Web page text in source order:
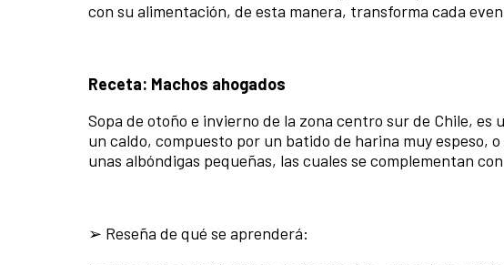
con su alimentación, de esta manera, transforma cada
Receta: Machos ahogados
Sopa de otoño e invierno de la zona centro sur de Chile,
un caldo, compuesto por un batido de harina muy espeso,
unas albóndigas pequeñas, las cuales se complementan
➢ Reseña de qué se aprenderá: